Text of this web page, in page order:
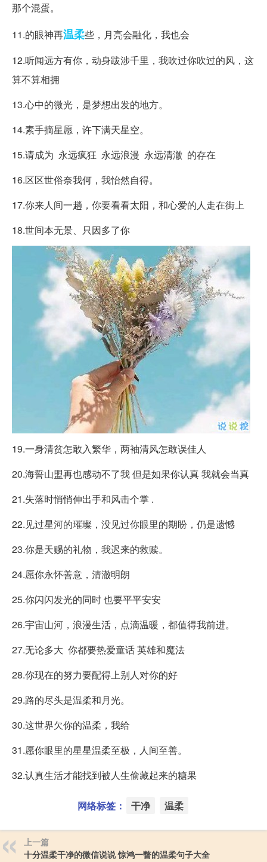
那个混蛋。
11.的眼神再温柔些，月亮会融化，我也会
12.听闻远方有你，动身跋涉千里，我吹过你吹过的风，这
算不算相拥
13.心中的微光，是梦想出发的地方。
14.素手摘星愿，许下满天星空。
15.请成为 永远疯狂 永远浪漫 永远清澈 的存在
16.区区世俗奈我何，我怡然自得。
17.你来人间一趟，你要看看太阳，和心爱的人走在街上
18.世间本无景、只因多了你
19.一身清贫怎敢入繁华，两袖清风怎敢误佳人
20.海誓山盟再也感动不了我 但是如果你认真 我就会当真
21.失落时悄悄伸出手和风击个掌 .
22.见过星河的璀璨，没见过你眼里的期盼，仍是遗憾
23.你是天赐的礼物，我迟来的救赎。
24.愿你永怀善意，清澈明朗
25.你闪闪发光的同时 也要平平安安
26.宇宙山河，浪漫生活，点滴温暖，都值得我前进。
27.无论多大 你都要热爱童话 英雄和魔法
28.你现在的努力要配得上别人对你的好
29.路的尽头是温柔和月光。
30.这世界欠你的温柔，我给
31.愿你眼里的星星温柔至极，人间至善。
32.认真生活才能找到被人生偷藏起来的糖果
网络标签： 干净 温柔
上一篇
十分温柔干净的微信说说 惊鸿一瞥的温柔句子大全